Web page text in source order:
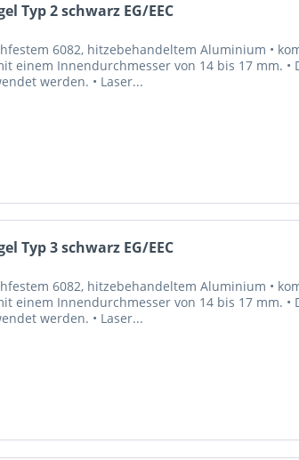
Typ 2 schwarz EG/EEC
6082, hitzebehandeltem Aluminium •
einem Innendurchmesser von 14 bis 17 mm. •
werden. • Laser...
Typ 3 schwarz EG/EEC
6082, hitzebehandeltem Aluminium •
einem Innendurchmesser von 14 bis 17 mm. •
werden. • Laser...